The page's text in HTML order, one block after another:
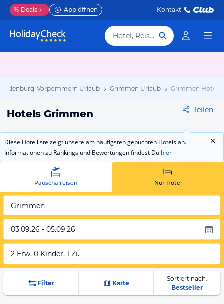
% Deals App öffnen Kontakt
Hotel, Reiseziel
Vorpommern Urlaub Grimmen Urlaub Grimmen Hotels
Hotels Grimmen Teilen
Diese Hotelliste zeigt unsere am häufigsten gebuchten Hotels an.
Informationen zu Rankings und Bewertungen findest Du hier
Pauschalreisen Nur Hotel
Grimmen
03.09.26 - 05.09.26
2 Erw, 0 Kinder, 1 Zi.
Filter Karte
Sortiert nach:
Bestseller